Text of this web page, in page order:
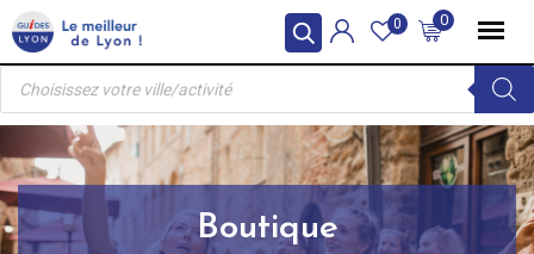
Skip
to
content
0
0
Recherche
produits
Boutique